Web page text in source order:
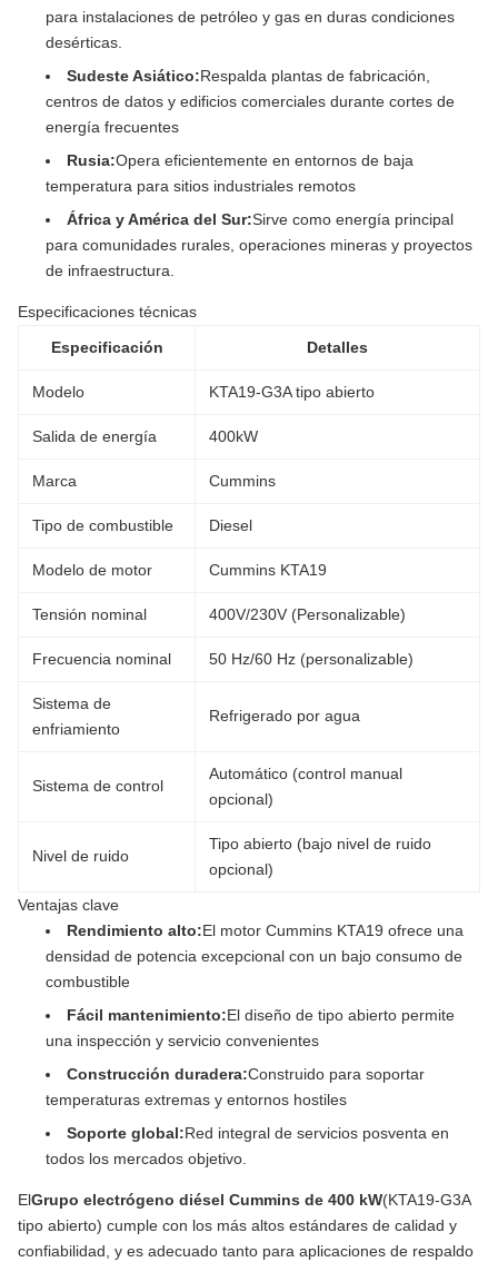
para instalaciones de petróleo y gas en duras condiciones
desérticas.
Sudeste Asiático:Respalda plantas de fabricación,
centros de datos y edificios comerciales durante cortes de
energía frecuentes
Rusia:Opera eficientemente en entornos de baja
temperatura para sitios industriales remotos
África y América del Sur:Sirve como energía principal
para comunidades rurales, operaciones mineras y proyectos
de infraestructura.
Especificaciones técnicas
Especificación
Detalles
Modelo KTA19-G3A tipo abierto
Salida de energía 400kW
Marca Cummins
Tipo de combustible Diesel
Modelo de motor Cummins KTA19
Tensión nominal 400V/230V (Personalizable)
Frecuencia nominal 50 Hz/60 Hz (personalizable)
Sistema de
enfriamiento
Refrigerado por agua
Sistema de control
Automático (control manual
opcional)
Nivel de ruido
Tipo abierto (bajo nivel de ruido
opcional)
Ventajas clave
Rendimiento alto:El motor Cummins KTA19 ofrece una
densidad de potencia excepcional con un bajo consumo de
combustible
Fácil mantenimiento:El diseño de tipo abierto permite
una inspección y servicio convenientes
Construcción duradera:Construido para soportar
temperaturas extremas y entornos hostiles
Soporte global:Red integral de servicios posventa en
todos los mercados objetivo.
ElGrupo electrógeno diésel Cummins de 400 kW(KTA19-G3A
tipo abierto) cumple con los más altos estándares de calidad y
confiabilidad, y es adecuado tanto para aplicaciones de respaldo